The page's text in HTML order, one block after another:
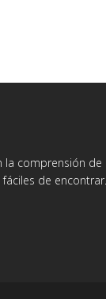
la comprensión
de encontrar.